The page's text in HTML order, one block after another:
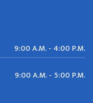
9:00 A.M. - 4:00 P.M.
9:00 A.M. - 5:00 P.M.